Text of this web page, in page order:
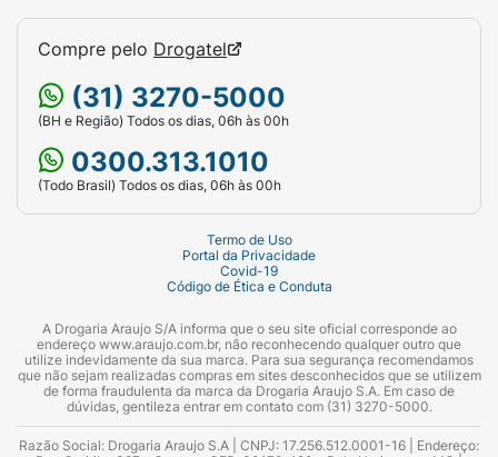
Compre pelo Drogatel
(31) 3270-5000
(BH e Região) Todos os dias, 06h às 00h
0300.313.1010
(Todo Brasil) Todos os dias, 06h às 00h
Termo de Uso
Portal da Privacidade
Covid-19
Código de Ética e Conduta
A Drogaria Araujo S/A informa que o seu site oficial corresponde ao
endereço www.araujo.com.br, não reconhecendo qualquer outro que
utilize indevidamente da sua marca. Para sua segurança recomendamos
que não sejam realizadas compras em sites desconhecidos que se utilizem
de forma fraudulenta da marca da Drogaria Araujo S.A. Em caso de
dúvidas, gentileza entrar em contato com (31) 3270-5000.
Razão Social: Drogaria Araujo S.A | CNPJ: 17.256.512.0001-16 | Endereço: